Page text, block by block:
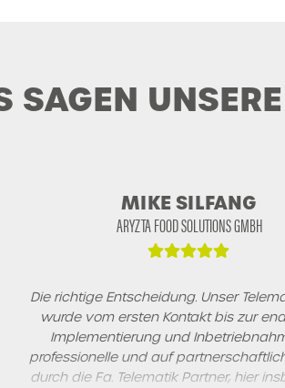
SAGEN
MIKE SILFANG
ARYZTA FOOD SOLUTIONS GMBH
Die richtige Entscheidung. Unser
wurde vom ersten Kontakt bis zur
Implementierung und
professionelle und auf
durch die Fa. Telematik Partner, hier